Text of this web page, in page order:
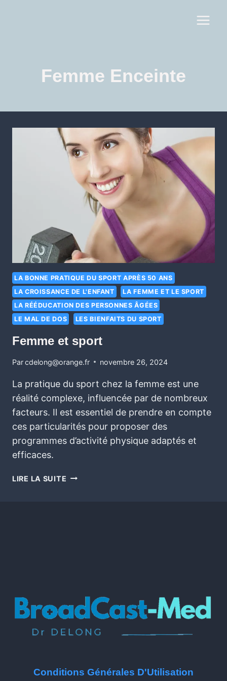
Femme Enceinte
LA BONNE PRATIQUE DU SPORT APRÈS 50 ANS
LA CROISSANCE DE L'ENFANT
LA FEMME ET LE SPORT
LA RÉÉDUCATION DES PERSONNES ÂGÉES
LE MAL DE DOS
LES BIENFAITS DU SPORT
Femme et sport
Parcdelong@orange.fr novembre 26, 2024
La pratique du sport chez la femme est une
réalité complexe, influencée par de nombreux
facteurs. Il est essentiel de prendre en compte
ces particularités pour proposer des
programmes d’activité physique adaptés et
efficaces.
LIRE LA SUITE
Conditions Générales D'Utilisation